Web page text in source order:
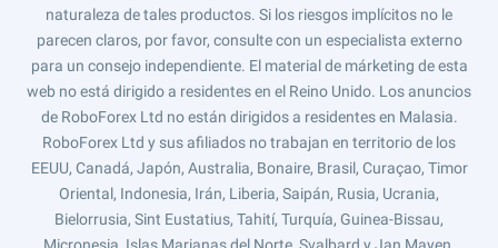
naturaleza de tales productos. Si los riesgos implícitos no le
parecen claros, por favor, consulte con un especialista externo
para un consejo independiente. El material de márketing de esta
web no está dirigido a residentes en el Reino Unido. Los anuncios
de RoboForex Ltd no están dirigidos a residentes en Malasia.
RoboForex Ltd y sus afiliados no trabajan en territorio de los
EEUU, Canadá, Japón, Australia, Bonaire, Brasil, Curaçao, Timor
Oriental, Indonesia, Irán, Liberia, Saipán, Rusia, Ucrania,
Bielorrusia, Sint Eustatius, Tahití, Turquía, Guinea-Bissau,